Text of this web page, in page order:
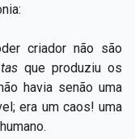
criador não são
tasque produziu os
havia senão uma
era um caos! uma